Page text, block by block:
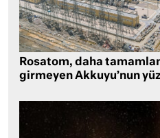
Rosatom, daha
girmeyen Akkuyu’nun